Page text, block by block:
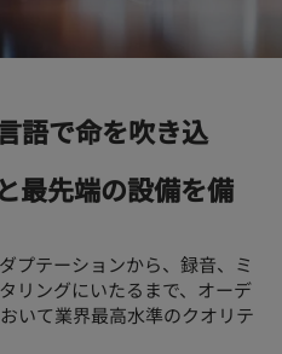
語で命を吹き込
最先端の設備を備
プテーションから、録音、ミ
リングにいたるまで、オーデ
いて業界最高水準のクオリテ